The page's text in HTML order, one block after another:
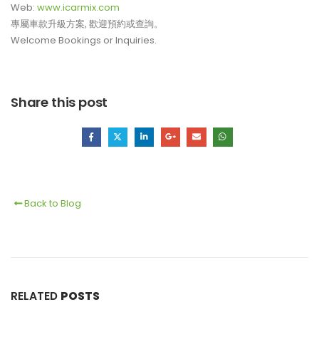
Web: www.icarmix.com
專屬車款升級方案, 歡迎預約或查詢。
Welcome Bookings or Inquiries.
Share this post
Back to Blog
RELATED POSTS